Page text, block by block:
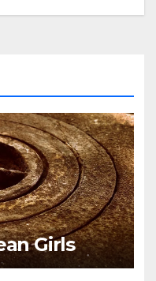
Girls